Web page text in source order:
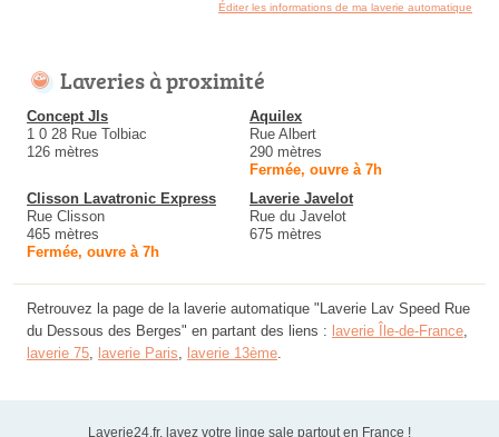
Éditer les informations de ma laverie automatique
Laveries à proximité
Concept Jls
1 0 28 Rue Tolbiac
126 mètres
Aquilex
Rue Albert
290 mètres
Fermée, ouvre à 7h
Clisson Lavatronic Express
Rue Clisson
465 mètres
Fermée, ouvre à 7h
Laverie Javelot
Rue du Javelot
675 mètres
Retrouvez la page de la laverie automatique "Laverie Lav Speed Rue
du Dessous des Berges" en partant des liens : laverie Île-de-France,
laverie 75, laverie Paris, laverie 13ème.
Laverie24.fr, lavez votre linge sale partout en France !